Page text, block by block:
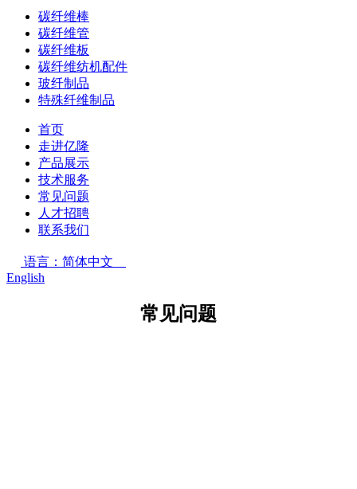
碳纤维棒
碳纤维管
碳纤维板
碳纤维纺机配件
玻纤制品
特殊纤维制品
首页
走进亿隆
产品展示
技术服务
常见问题
人才招聘
联系我们
语言：简体中文
English
常见问题